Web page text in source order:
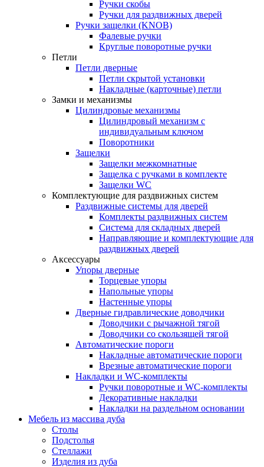
Ручки скобы
Ручки для раздвижных дверей
Ручки защелки (KNOB)
Фалевые ручки
Круглые поворотные ручки
Петли
Петли дверные
Петли скрытой установки
Накладные (карточные) петли
Замки и механизмы
Цилиндровые механизмы
Цилиндровый механизм с
индивидуальным ключом
Поворотники
Защелки
Защелки межкомнатные
Защелка с ручками в комплекте
Защелки WC
Комплектующие для раздвижных систем
Раздвижные системы для дверей
Комплекты раздвижных систем
Система для складных дверей
Направляющие и комплектующие для
раздвижных дверей
Аксессуары
Упоры дверные
Торцевые упоры
Напольные упоры
Настенные упоры
Дверные гидравлические доводчики
Доводчики с рычажной тягой
Доводчики со скользящей тягой
Автоматические пороги
Накладные автоматические пороги
Врезные автоматические пороги
Накладки и WC-комплекты
Ручки поворотные и WC-комплекты
Декоративные накладки
Накладки на раздельном основании
Мебель из массива дуба
Столы
Подстолья
Стеллажи
Изделия из дуба